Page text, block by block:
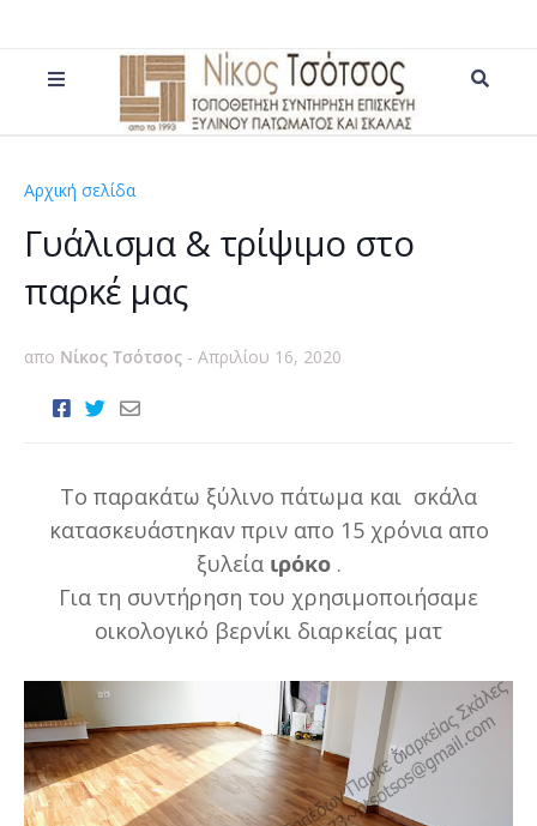
Αρχική σελίδα
Γυάλισμα & τρίψιμο στο
παρκέ μας
απο Νίκος Τσότσος - Απριλίου 16, 2020
Το παρακάτω ξύλινο πάτωμα και σκάλα
κατασκευάστηκαν πριν απο 15 χρόνια απο
ξυλεία ιρόκο.
Για τη συντήρηση του χρησιμοποιήσαμε
οικολογικό βερνίκι διαρκείας ματ